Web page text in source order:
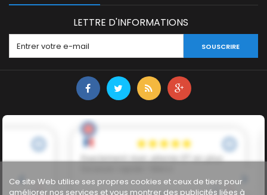
LETTRE D'INFORMATIONS
SOUSCRIRE
Ce site Web utilise ses propres cookies et ceux de tiers pour
améliorer nos services et vous montrer des publicités liées à